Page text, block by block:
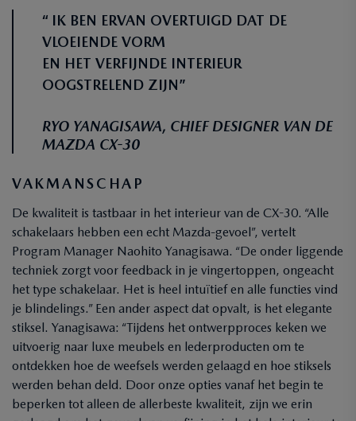
“ IK BEN ERVAN OVERTUIGD DAT DE
VLOEIENDE VORM
EN HET VERFIJNDE INTERIEUR
OOGSTRELEND ZIJN”
RYO YANAGISAWA, CHIEF DESIGNER VAN DE
MAZDA CX-30
VAKMANSCHAP
De kwaliteit is tastbaar in het interieur van de CX-30. “Alle
schakelaars hebben een echt Mazda-gevoel”, vertelt
Program Manager Naohito Yanagisawa. “De onder liggende
techniek zorgt voor feedback in je vingertoppen, ongeacht
het type schakelaar. Het is heel intuïtief en alle functies vind
je blindelings.” Een ander aspect dat opvalt, is het elegante
stiksel. Yanagisawa: “Tijdens het ontwerpproces keken we
uitvoerig naar luxe meubels en lederproducten om te
ontdekken hoe de weefsels werden gelaagd en hoe stiksels
werden behan deld. Door onze opties vanaf het begin te
beperken tot alleen de allerbeste kwaliteit, zijn we erin